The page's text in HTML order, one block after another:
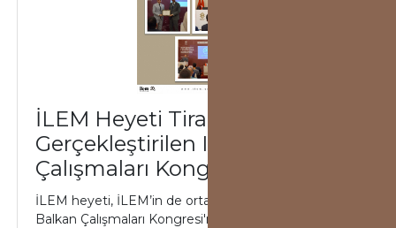
İLEM Heyeti Tirana’da
Gerçekleştirilen II. Balkan
Çalışmaları Kongresi'de
İLEM heyeti, İLEM’in de ortaklarından olduğu II.
Balkan Çalışmaları Kongresi'ne katılarak Arnavutluk'ta